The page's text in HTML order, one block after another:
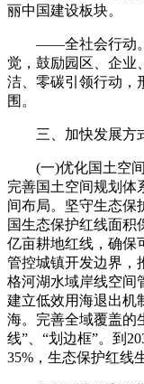
丽中国建设板块。
——全社会行动。
觉，鼓励园区、企业
洁、零碳引领行动，
围。
三、加快发展方
(一)优化国土空间
完善国土空间规划体
间布局。坚守生态保
国生态保护红线面积
亿亩耕地红线，确保
管控城镇开发边界，
格河湖水域岸线空间
建立低效用海退出机
海。完善全域覆盖的
线”、“划边框”。到
35%，生态保护红线